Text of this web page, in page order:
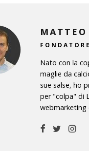
MATTEO
FONDATORE
Nato con la
maglie da
sue salse, ho
per "colpa" di
webmarketing